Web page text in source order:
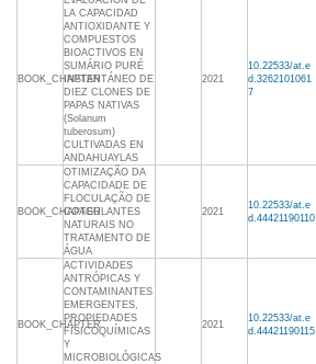
BOOK_CHAPTER
LA CAPACIDAD
ANTIOXIDANTE Y
COMPUESTOS
BIOACTIVOS EN
SUMÁRIO PURÉ
INSTANTÁNEO DE
DIEZ CLONES DE
PAPAS NATIVAS
(Solanum
tuberosum)
CULTIVADAS EN
ANDAHUAYLAS
2021
10.22533/at.e
d.3262101061
7
BOOK_CHAPTER
OTIMIZAÇÃO DA
CAPACIDADE DE
FLOCULAÇÃO DE
COAGULANTES
NATURAIS NO
TRATAMENTO DE
ÁGUA
2021
10.22533/at.e
d.44421190110
BOOK_CHAPTER
ACTIVIDADES
ANTRÓPICAS Y
CONTAMINANTES
EMERGENTES,
PROPIEDADES
FISICOQUÍMICAS
Y
MICROBIOLÓGICAS
2021
10.22533/at.e
d.44421190115